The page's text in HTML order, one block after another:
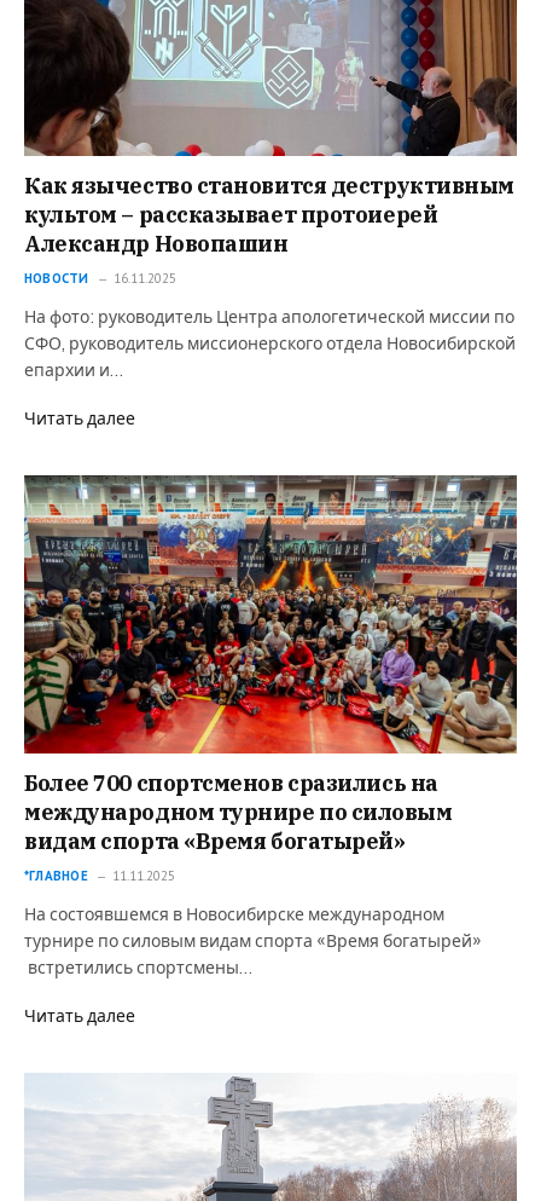
Как язычество становится деструктивным
культом – рассказывает протоиерей
Александр Новопашин
НОВОСТИ 16.11.2025
На фото: руководитель Центра апологетической миссии по
СФО, руководитель миссионерского отдела Новосибирской
епархии и…
Читать далее
Более 700 спортсменов сразились на
международном турнире по силовым
видам спорта «Время богатырей»
*ГЛАВНОЕ 11.11.2025
На состоявшемся в Новосибирске международном
турнире по силовым видам спорта «Время богатырей»
встретились спортсмены…
Читать далее